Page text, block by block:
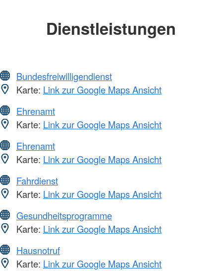
Dienstleistungen
Bundesfreiwilligendienst
Karte: Link zur Google Maps Ansicht
Ehrenamt
Karte: Link zur Google Maps Ansicht
Ehrenamt
Karte: Link zur Google Maps Ansicht
Fahrdienst
Karte: Link zur Google Maps Ansicht
Gesundheitsprogramme
Karte: Link zur Google Maps Ansicht
Hausnotruf
Karte: Link zur Google Maps Ansicht